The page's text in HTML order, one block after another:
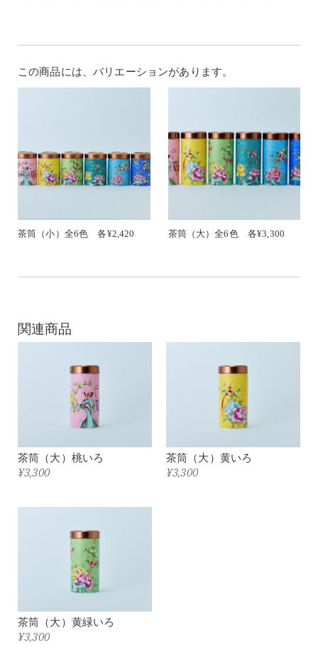
この商品には、バリエーションがあります。
茶筒（小）全6色 各¥2,420 茶筒（大）全6色 各¥3,300
関連商品
茶筒（大）桃いろ
¥3,300
茶筒（大）黄いろ
¥3,300
茶筒（大）黄緑いろ
¥3,300